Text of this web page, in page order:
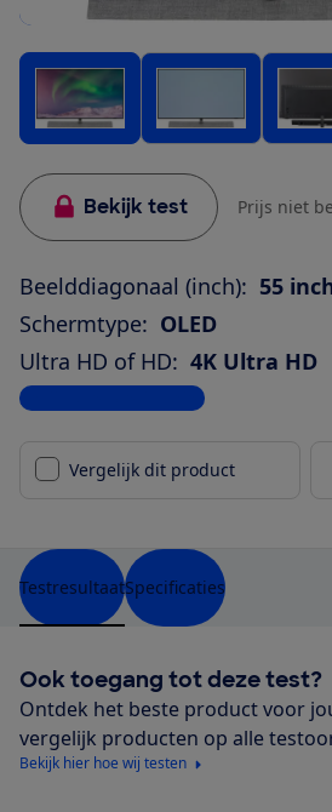
Bekijk test Prijs niet
Beelddiagonaal (inch): 55
Schermtype: OLED
Ultra HD of HD: 4K Ultra HD
Bekijk alle specificaties
Vergelijk dit product
TestresultaatSpecificaties
Ook toegang tot deze test?
Ontdek het beste product voor
vergelijk producten op alle
Bekijk hier hoe wij testen